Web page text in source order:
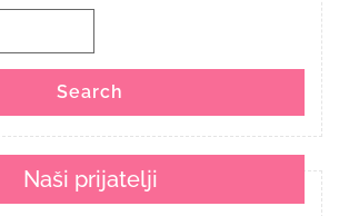
Search
Naši prijatelji